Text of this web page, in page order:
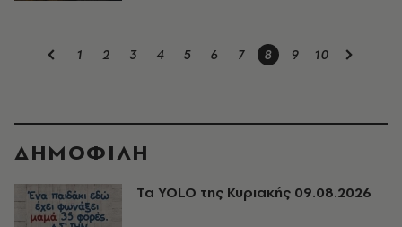
1 2 3 4 5 6 7 8 9 10
ΔΗΜΟΦΙΛΗ
Τα YOLO της Κυριακής 09.08.2026